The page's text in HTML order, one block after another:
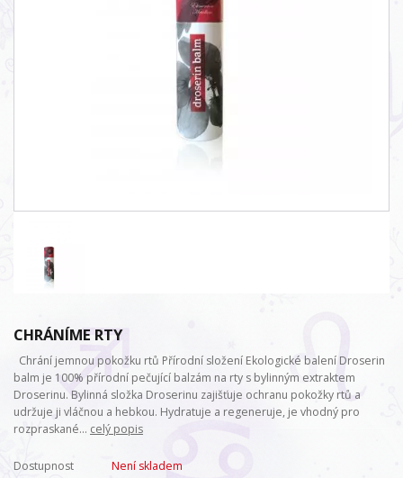
CHRÁNÍME RTY
Chrání jemnou pokožku rtů Přírodní složení Ekologické balení Droserin
balm je 100% přírodní pečující balzám na rty s bylinným extraktem
Droserinu. Bylinná složka Droserinu zajišťuje ochranu pokožky rtů a
udržuje ji vláčnou a hebkou. Hydratuje a regeneruje, je vhodný pro
rozpraskané... celý popis
Dostupnost Není skladem